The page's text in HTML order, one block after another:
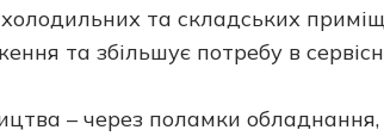
та складських
та збільшує потребу в
– через поламки обладнання,